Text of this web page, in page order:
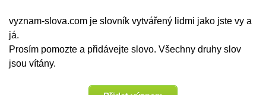
vyznam-slova.com je slovník vytvářený lidmi jako jste vy a
já.
Prosím pomozte a přidávejte slovo. Všechny druhy slov
jsou vítány.